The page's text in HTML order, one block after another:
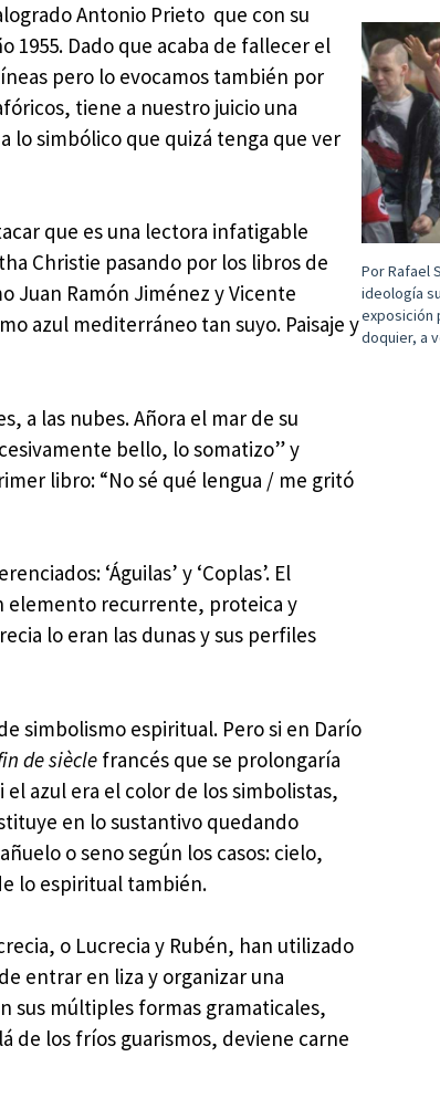
Antonio Prieto que con su
1955. Dado que acaba de fallecer el
pero lo evocamos también por
tiene a nuestro juicio una
lo simbólico que quizá tenga que ver
que es una lectora infatigable
Christie pasando por los libros de
Juan Ramón Jiménez y Vicente
azul mediterráneo tan suyo. Paisaje y
a las nubes. Añora el mar de su
bello, lo somatizo” y
libro: “No sé qué lengua / me gritó
‘Águilas’ y ‘Coplas’. El
elemento recurrente, proteica y
lo eran las dunas y sus perfiles
simbolismo espiritual. Pero si en Darío
de sièclefrancés que se prolongaría
azul era el color de los simbolistas,
en lo sustantivo quedando
o seno según los casos: cielo,
lo espiritual también.
o Lucrecia y Rubén, han utilizado
entrar en liza y organizar una
sus múltiples formas gramaticales,
de los fríos guarismos, deviene carne
Por Rafael
ideología
exposición
doquier, a